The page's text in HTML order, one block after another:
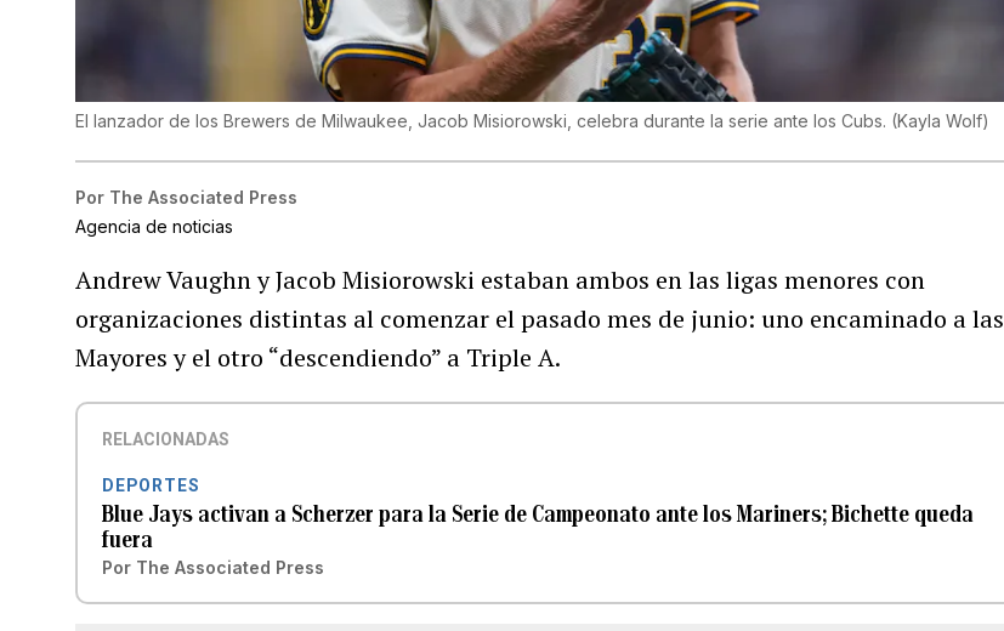
El lanzador de los Brewers de Milwaukee, Jacob Misiorowski, celebra durante la serie ante los Cubs. (Kayla Wolf)
Por The Associated Press
Agencia de noticias
Andrew Vaughn y Jacob Misiorowski estaban ambos en las ligas menores con
organizaciones distintas al comenzar el pasado mes de junio: uno encaminado a las
Mayores y el otro “descendiendo” a Triple A.
RELACIONADAS
DEPORTES
Blue Jays activan a Scherzer para la Serie de Campeonato ante los Mariners; Bichette queda
fuera
Por The Associated Press